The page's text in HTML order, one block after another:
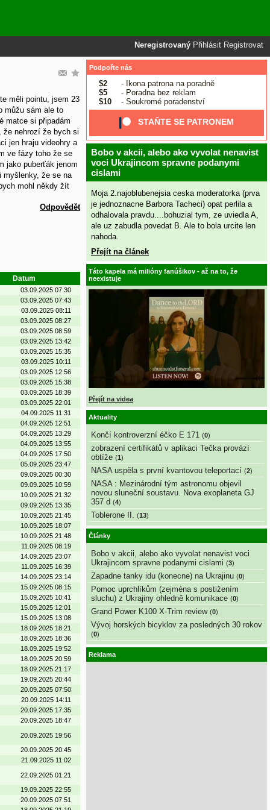
Neregistrovaný Přihlásit Registrovat
měli pointu, jsem 23
můžu sám ale to
matce si připadám
že nehrozí že bych si
jen hraju videohry a
ve fázy toho že se
jako puberťák jenom
myšlenky, že se na
mohl někdy žít
Odpovědět
Datum
03.09.2025 07:30
03.09.2025 07:43
03.09.2025 08:11
03.09.2025 08:27
03.09.2025 08:59
03.09.2025 13:42
03.09.2025 15:35
03.09.2025 10:11
03.09.2025 12:56
03.09.2025 15:38
03.09.2025 18:39
03.09.2025 22:01
04.09.2025 11:31
04.09.2025 12:51
04.09.2025 13:29
04.09.2025 13:55
04.09.2025 17:50
05.09.2025 23:47
09.09.2025 00:30
09.09.2025 10:59
10.09.2025 21:32
09.09.2025 13:35
10.09.2025 21:45
10.09.2025 18:07
10.09.2025 21:48
11.09.2025 08:19
14.09.2025 23:07
11.09.2025 16:39
14.09.2025 23:14
15.09.2025 08:15
15.09.2025 10:41
15.09.2025 12:01
15.09.2025 13:08
18.09.2025 18:21
18.09.2025 18:36
18.09.2025 19:52
18.09.2025 20:59
18.09.2025 21:17
19.09.2025 20:44
20.09.2025 07:50
20.09.2025 14:11
20.09.2025 17:35
20.09.2025 18:47
20.09.2025 19:56
20.09.2025 20:45
21.09.2025 11:02
22.09.2025 01:21
19.09.2025 22:55
20.09.2025 07:51
Podpořte nás
$2
- Ikona patrona na poradně
$5
- Poradna bez reklam
$10
- Soukromé poradenství
STAŇTE SE PATRONEM
Bobo v akcii, alebo ako vyvolat nenavist
voci Ukrajincom spravne podanymi
cislami
Moja 2.najoblubenejsia ceska moderatorka (prva
je jednoznacne Barbora Tacheci) opat perlila a
odhalovala pravdu....bohuzial tym, ze uviedla A,
ale uz zabudla povedat B. Ale to bola urcite len
nahoda.
Přejít na článek
Táto kapela má milióny fanúšikov - až na to, že
neexistuje
Přejít na videa
Aktuality
Končí kontroverzní éčko E 171 (0)
zobrazení certifikátů v aplikaci Tečka provází
obtíže (1)
NASA uspěla s první kvantovou teleportací (2)
NASA : Mezinárodní tým astronomu objevil
novou sluneční soustavu. Nova exoplaneta GJ
357 d (4)
Toblerone II. (13)
Články
Bobo v akcii, alebo ako vyvolat nenavist voci
Ukrajincom spravne podanymi cislami (3)
Zapadne tanky idu (konecne) na Ukrajinu (0)
Pomoc uprchlíkům (zejména s postižením
sluchu) z Ukrajiny ohledně komunikace (0)
Grand Power K100 X-Trim review (0)
Vývoj horských bicyklov za posledných 30 rokov
(0)
Reklama